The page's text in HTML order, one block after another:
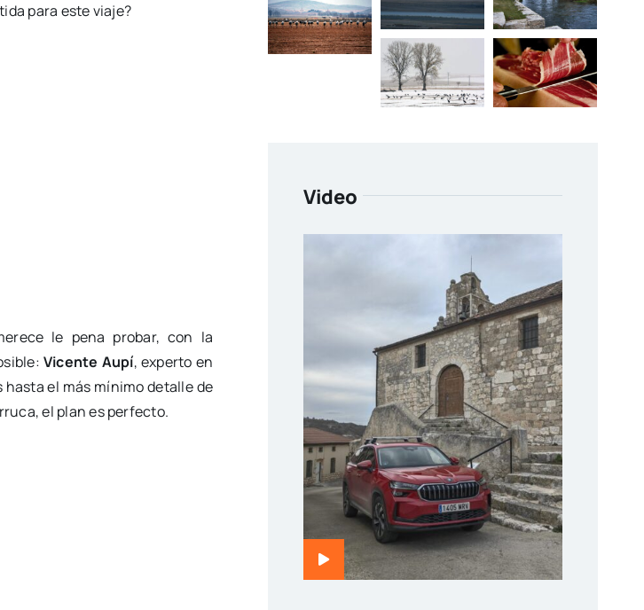
para este viaje?
le pena probar, con la
Vicente Aupí, experto en
el más mínimo detalle de
el plan es perfecto.
Video